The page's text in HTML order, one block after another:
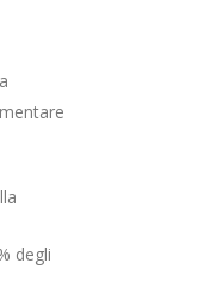
degli